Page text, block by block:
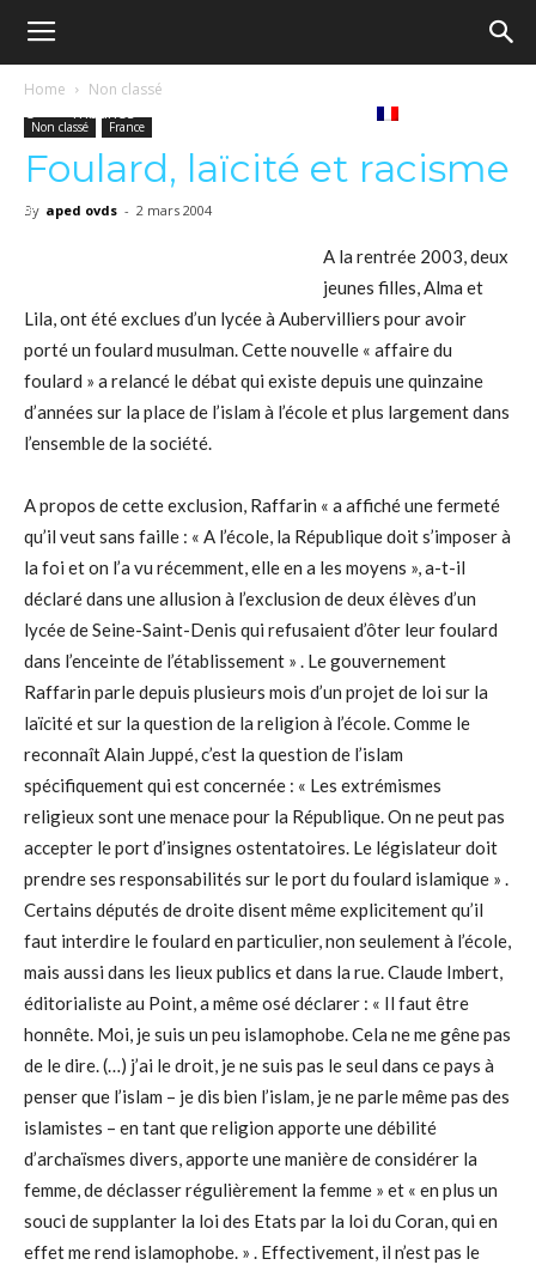
Ecole
démocratique
Democratische
Tribunes
Home Non classé
Non classé France
Foulard, laïcité et racisme
By aped ovds - 2 mars 2004
A la rentrée 2003, deux
jeunes filles, Alma et
Lila, ont été exclues d’un lycée à Aubervilliers pour avoir
porté un foulard musulman. Cette nouvelle « affaire du
foulard » a relancé le débat qui existe depuis une quinzaine
d’années sur la place de l’islam à l’école et plus largement dans
l’ensemble de la société.
A propos de cette exclusion, Raffarin « a affiché une fermeté
qu’il veut sans faille : « A l’école, la République doit s’imposer à
la foi et on l’a vu récemment, elle en a les moyens », a-t-il
déclaré dans une allusion à l’exclusion de deux élèves d’un
lycée de Seine-Saint-Denis qui refusaient d’ôter leur foulard
dans l’enceinte de l’établissement » . Le gouvernement
Raffarin parle depuis plusieurs mois d’un projet de loi sur la
laïcité et sur la question de la religion à l’école. Comme le
reconnaît Alain Juppé, c’est la question de l’islam
spécifiquement qui est concernée : « Les extrémismes
religieux sont une menace pour la République. On ne peut pas
accepter le port d’insignes ostentatoires. Le législateur doit
prendre ses responsabilités sur le port du foulard islamique » .
Certains députés de droite disent même explicitement qu’il
faut interdire le foulard en particulier, non seulement à l’école,
mais aussi dans les lieux publics et dans la rue. Claude Imbert,
éditorialiste au Point, a même osé déclarer : « Il faut être
honnête. Moi, je suis un peu islamophobe. Cela ne me gêne pas
de le dire. (…) j’ai le droit, je ne suis pas le seul dans ce pays à
penser que l’islam – je dis bien l’islam, je ne parle même pas des
islamistes – en tant que religion apporte une débilité
d’archaïsmes divers, apporte une manière de considérer la
femme, de déclasser régulièrement la femme » et « en plus un
souci de supplanter la loi des Etats par la loi du Coran, qui en
effet me rend islamophobe. » . Effectivement, il n’est pas le